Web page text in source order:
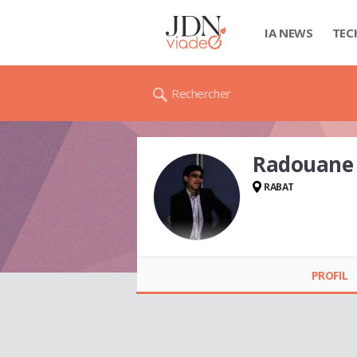
IA NEWS
Rechercher
BOUKHEYI
Radouane
RABAT
PROFIL